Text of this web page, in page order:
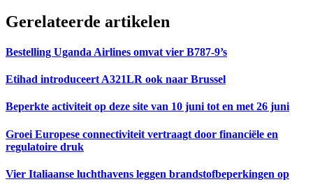
Gerelateerde artikelen
Bestelling Uganda Airlines omvat vier B787-9’s
Etihad introduceert A321LR ook naar Brussel
Beperkte activiteit op deze site van 10 juni tot en met 26 juni
Groei Europese connectiviteit vertraagt door financiële en
regulatoire druk
Vier Italiaanse luchthavens leggen brandstofbeperkingen op